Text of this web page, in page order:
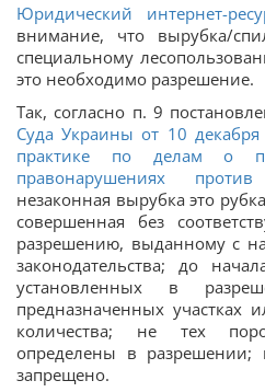
Юридический интернет-
внимание, что вырубка/
специальному
это необходимо разрешение.
Так, согласно п. 9
Суда Украины от 10
практике по делам о
правонарушениях
незаконная вырубка это
совершенная без
разрешению, выданному с
законодательства; до
установленных в
предназначенных участках
количества; не тех
определены в разрешении;
запрещено.